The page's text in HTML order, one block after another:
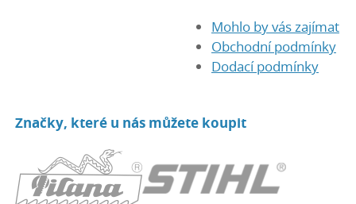
Mohlo by vás zajímat
Obchodní podmínky
Dodací podmínky
Značky, které u nás můžete koupit